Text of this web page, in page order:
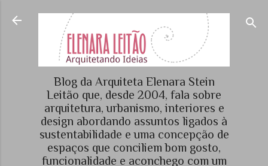
Pular para o conteúdo principal
Blog da Arquiteta Elenara Stein
Leitão que, desde 2004, fala sobre
arquitetura, urbanismo, interiores e
design abordando assuntos ligados à
sustentabilidade e uma concepção de
espaços que conciliem bom gosto,
funcionalidade e aconchego com um